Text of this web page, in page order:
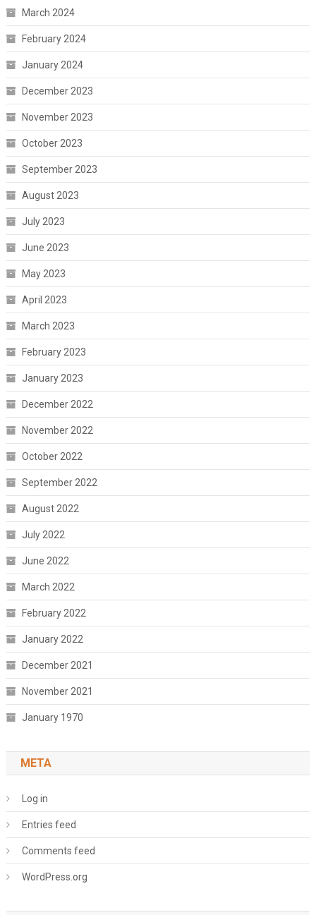
March 2024
February 2024
January 2024
December 2023
November 2023
October 2023
September 2023
August 2023
July 2023
June 2023
May 2023
April 2023
March 2023
February 2023
January 2023
December 2022
November 2022
October 2022
September 2022
August 2022
July 2022
June 2022
March 2022
February 2022
January 2022
December 2021
November 2021
January 1970
META
Log in
Entries feed
Comments feed
WordPress.org